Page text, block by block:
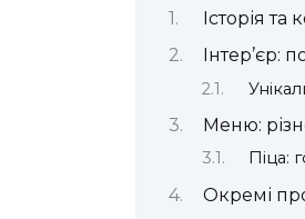
Історія та
Інтер’єр:
Меню:
Піца:
Окремі